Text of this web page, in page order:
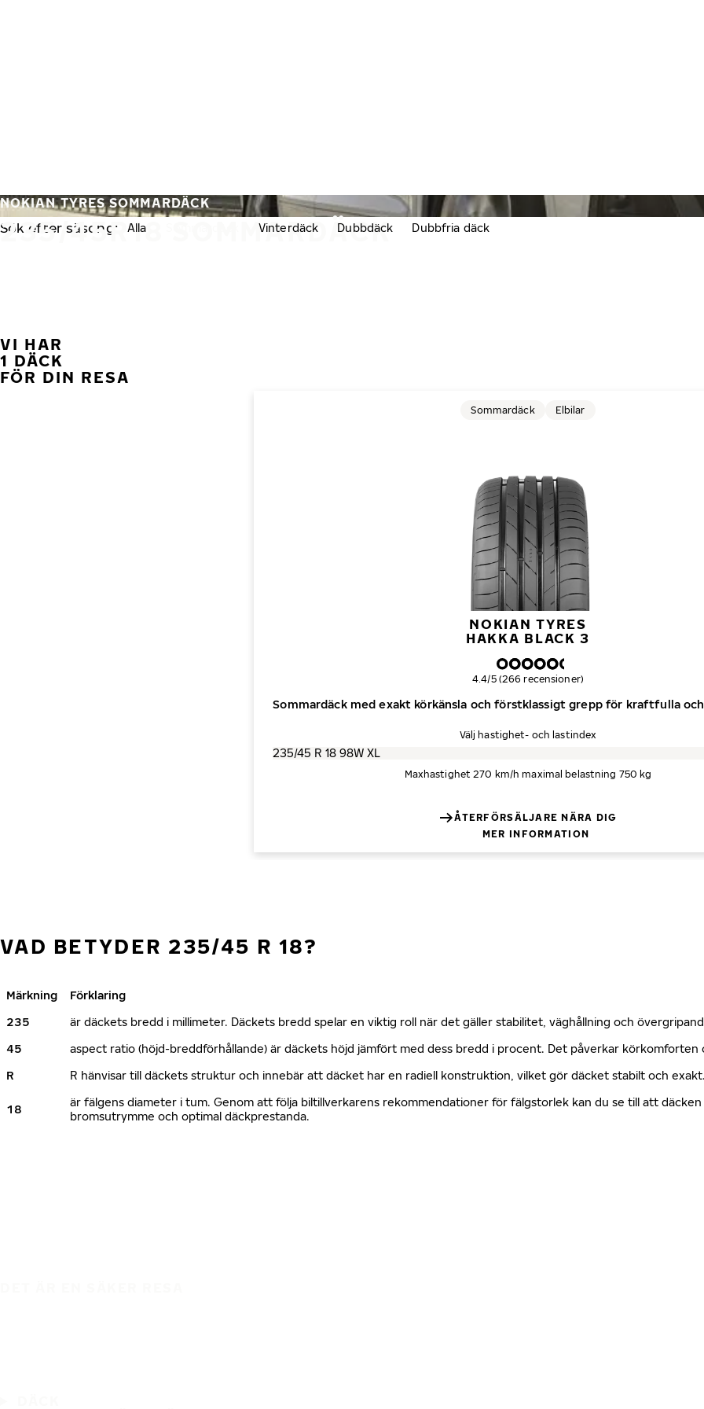
235/45R18 SOMMARDÄCK
NOKIAN TYRES SOMMARDÄCK
Sök efter säsong: Alla Vinterdäck Dubbdäck Dubbfria däck
VI HAR
1 DÄCK
FÖR DIN RESA
NOKIAN TYRES
HAKKA BLACK 3
Sommardäck med exakt körkänsla och förstklassigt grepp för kraftfulla
Sommardäck Elbilar
Övergripande betyg
4.4/5 (266 recensioner)
Välj hastighet- och lastindex
Maxhastighet 270 km/h maximal belastning 750 kg
ÅTERFÖRSÄLJARE NÄRA DIG
MER INFORMATION
VAD BETYDER 235/45 R 18?
Märkning
Förklaring
235
är däckets bredd i millimeter. Däckets bredd spelar en viktig roll när det gäller stabilitet, väghållning och
45
aspect ratio (höjd-breddförhållande) är däckets höjd jämfört med dess bredd i procent. Det påverkar
R
R hänvisar till däckets struktur och innebär att däcket har en radiell konstruktion, vilket gör däcket stabilt och
18
är fälgens diameter i tum. Genom att följa biltillverkarens rekommendationer för fälgstorlek kan du se till att
bromsutrymme och optimal däckprestanda.